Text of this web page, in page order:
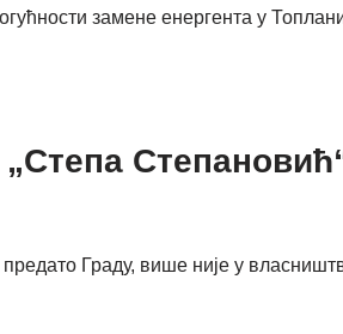
замене енергента у
Граду, више није у